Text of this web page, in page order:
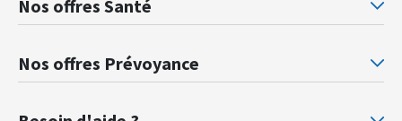
Nos offres Santé
Mutuelle santé Retraités justice
Nos offres Prévoyance